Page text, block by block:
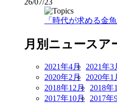
「時代が求める金
月別ニュースア
2021年4月 2021年3
2020年2月 2020年1
2018年12月 2018年
2017年10月 2017年